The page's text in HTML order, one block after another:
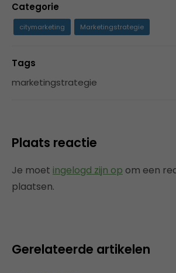
Categorie
citymarketing Marketingstrategie
Tags
marketingstrategie
Plaats reactie
Je moet ingelogd zijn op om een
plaatsen.
Gerelateerde artikelen